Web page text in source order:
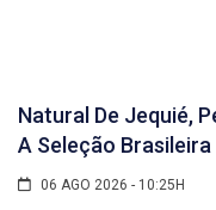
Natural De Jequié,
A Seleção
06 AGO 2026 - 10:25H